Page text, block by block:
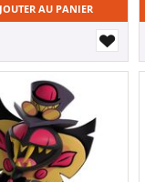
AU PANIER